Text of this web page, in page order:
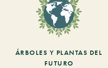
ÁRBOLES Y PLANTAS DEL
FUTURO